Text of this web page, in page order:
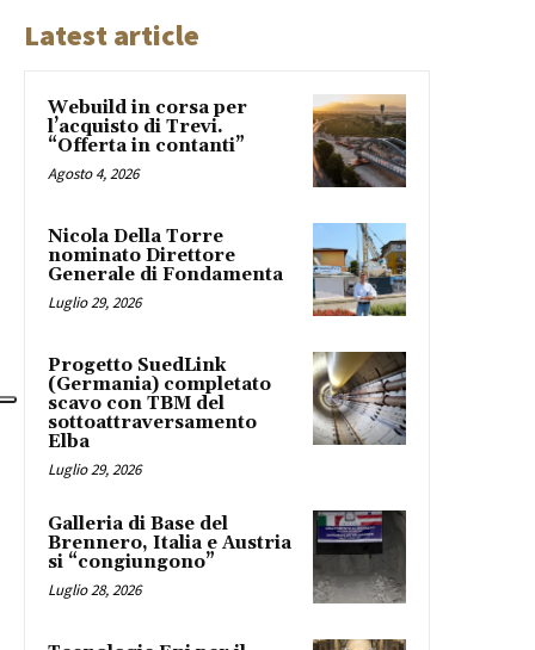
Latest article
Webuild in corsa per
l’acquisto di Trevi.
“Offerta in contanti”
Agosto 4, 2026
Nicola Della Torre
nominato Direttore
Generale di Fondamenta
Luglio 29, 2026
Progetto SuedLink
(Germania) completato
scavo con TBM del
sottoattraversamento
Elba
Luglio 29, 2026
Galleria di Base del
Brennero, Italia e Austria
si “congiungono”
Luglio 28, 2026